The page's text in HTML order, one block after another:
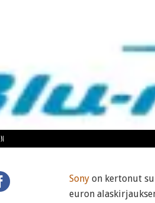
Sony on kertonut
euron